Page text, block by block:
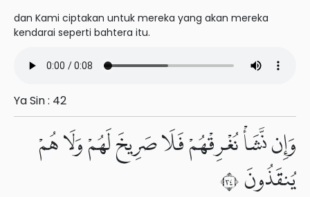
dan Kami ciptakan untuk mereka yang akan mereka
kendarai seperti bahtera itu.
Ya Sin : 42
وَإِن نَّشَأْ نُغْرِقْهُمْ فَلَا صَرِيخَ لَهُمْ وَلَا هُمْ
يُنقَذُونَ ٤٣